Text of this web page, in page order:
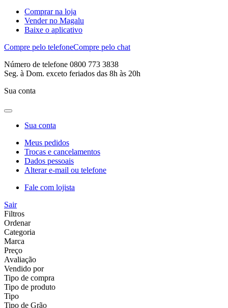
Comprar na loja
Vender no Magalu
Baixe o aplicativo
Compre pelo telefoneCompre pelo chat
Número de telefone 0800 773 3838
Seg. à Dom. exceto feriados das 8h às 20h
Sua conta
Sua conta
Meus pedidos
Trocas e cancelamentos
Dados pessoais
Alterar e-mail ou telefone
Fale com lojista
Sair
Filtros
Ordenar
Categoria
Marca
Preço
Avaliação
Vendido por
Tipo de compra
Tipo de produto
Tipo
Tipo de Grão